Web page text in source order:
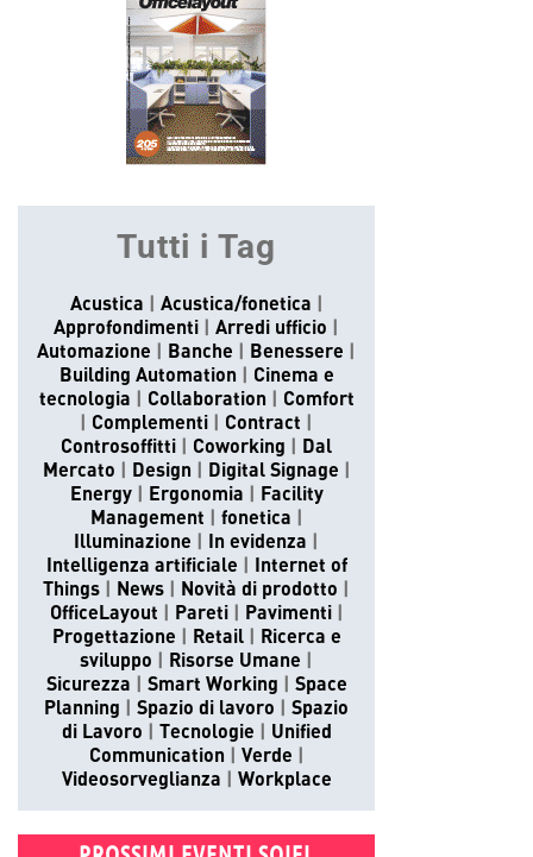
Tutti i Tag
Acustica
Acustica/fonetica
Approfondimenti
Arredi ufficio
Automazione
Banche
Benessere
Building Automation
Cinema e
tecnologia
Collaboration
Comfort
Complementi
Contract
Controsoffitti
Coworking
Dal
Mercato
Design
Digital Signage
Energy
Ergonomia
Facility
Management
fonetica
Illuminazione
In evidenza
Intelligenza artificiale
Internet of
Things
News
Novità di prodotto
OfficeLayout
Pareti
Pavimenti
Progettazione
Retail
Ricerca e
sviluppo
Risorse Umane
Sicurezza
Smart Working
Space
Planning
Spazio di lavoro
Spazio
di Lavoro
Tecnologie
Unified
Communication
Verde
Videosorveglianza
Workplace